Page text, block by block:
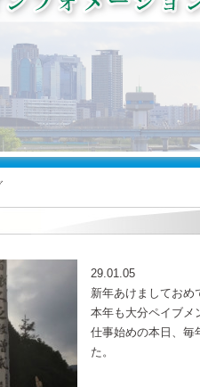
29.01.05
新年あけましておめ
本年も大分ペイブメ
仕事始めの本日、毎
た。